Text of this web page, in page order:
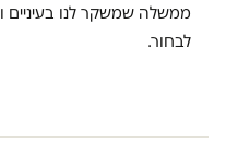
ממשלה שמשקר לנו
לבחור.